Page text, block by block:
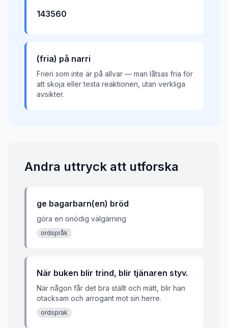
143560
(fria) på narri
Frieri som inte är på allvar — man låtsas fria för
att skoja eller testa reaktionen, utan verkliga
avsikter.
Andra uttryck att utforska
ge bagarbarn(en) bröd
göra en onödig välgärning
ordspråk
När buken blir trind, blir tjänaren styv.
När någon får det bra ställt och mätt, blir han
otacksam och arrogant mot sin herre.
ordsprak